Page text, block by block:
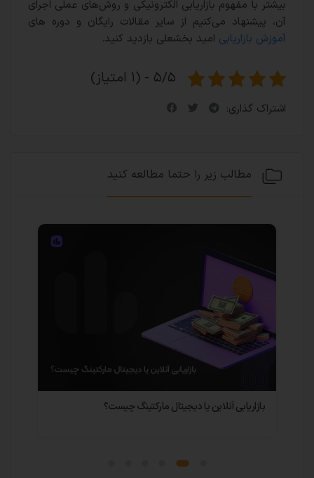
بیشتر با مفهوم بازاریابی الکترونیکی و روش‌های عملی اجرای
آن، پیشنهاد می‌کنیم از سایر مقالات رایگان و دور‌ه های
آموزش بازاریابی امید بخشعلی بازدید کنید.
۵/۵ - (۱ امتیاز)
اشتراک گذاری:
مطالب زیر را حتما مطالعه کنید
بازاریابی آنلاین یا دیجیتال مارکتینگ چیست؟